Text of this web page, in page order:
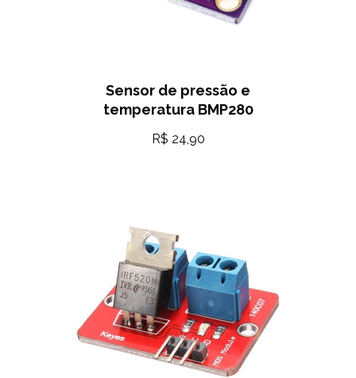
Sensor de pressão e
temperatura BMP280
R$ 24,90